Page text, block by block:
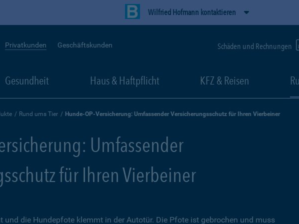
Wilfried Hofmann kontaktieren
Privatkunden Geschäftskunden Schäden und Rechnungen
Gesundheit Haus & Haftpflicht KFZ & Reisen
Rund ums Tier Hunde-OP-Versicherung: Umfassender Versicherungsschutz für Ihren Vierbeiner
Umfassender
für Ihren Vierbeiner
und die Hundepfote klemmt in der Autotür. Die Pfote ist gebrochen und muss